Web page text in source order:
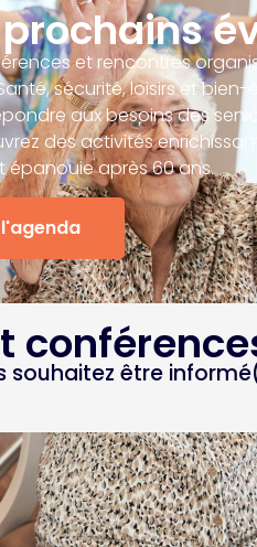
et rencontres
sécurité, loisirs et bien-
aux besoins des
des activités
épanouie après 60 ans.
souhaitez être